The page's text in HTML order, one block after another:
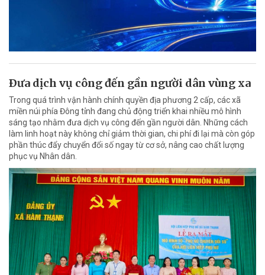
Ðưa dịch vụ công đến gần người dân vùng xa
Trong quá trình vận hành chính quyền địa phương 2 cấp, các xã
miền núi phía Đông tỉnh đang chủ động triển khai nhiều mô hình
sáng tạo nhằm đưa dịch vụ công đến gần người dân. Những cách
làm linh hoạt này không chỉ giảm thời gian, chi phí đi lại mà còn góp
phần thúc đẩy chuyển đổi số ngay từ cơ sở, nâng cao chất lượng
phục vụ Nhân dân.